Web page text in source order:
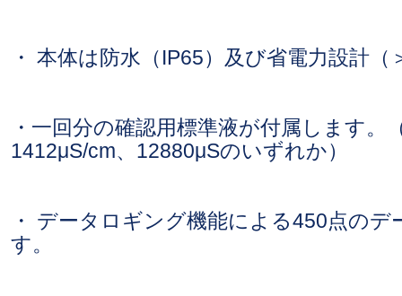
・ 本体は防水（IP65）及び省電力設計（
・一回分の確認用標準液が付属します。
1412μS/cm、12880μSのいずれか）
・ データロギング機能による450点のデ
す。